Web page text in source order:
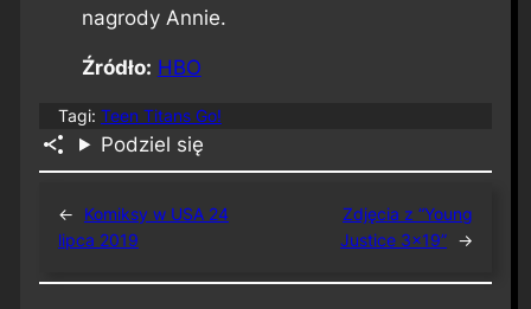
nagrody Annie.
Źródło: HBO
Tagi: Teen Titans Go!
Podziel się
←
Komiksy w USA 24
lipca 2019
Zdjęcia z “Young
Justice 3×19” →